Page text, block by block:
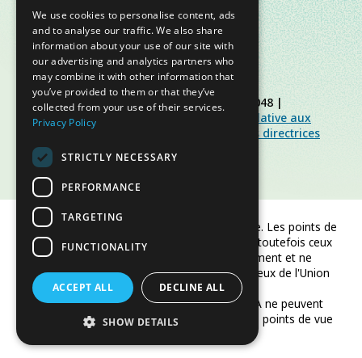
© Slow Food Foundation | C.F. 91019770048 |
Politique de confidentialité
Politique relative aux
cookies
Slow Food Foundation
Lignes directrices
pour l’espace réservé
Financé par l'Union européenne. Les points de
vue et opinions exprimés sont toutefois ceux
de l'auteur/des auteurs uniquement et ne
reflètent pas nécessairement ceux de l'Union
européenne ou de CINEA.
Ni l'Union européenne ni CINEA ne peuvent
être tenus responsables de ces points de vue
We use cookies to personalise content, ads
and to analyse our traffic. We also share
information about your use of our site with
our advertising and analytics partners who
may combine it with other information that
you’ve provided to them or that they’ve
collected from your use of their services.
Privacy Policy
STRICTLY NECESSARY
PERFORMANCE
TARGETING
FUNCTIONALITY
ACCEPT ALL DECLINE ALL
SHOW DETAILS